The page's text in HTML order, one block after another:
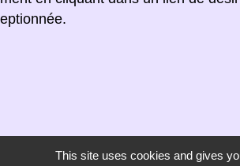
This site uses cookies and gives